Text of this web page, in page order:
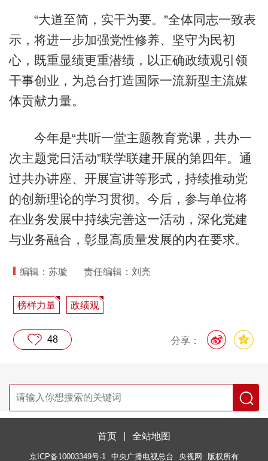
“大道至简，实干为要。”全体同志一致表
示，将进一步加强党性修养、坚守为民初
心，既重显绩更重潜绩，以正确政绩观引领
干事创业，为总台打造国际一流新型主流媒
体贡献力量。
今年是“共听一堂主题教育党课，共办一
次主题党日活动”联学联建开展的第四年。通
过共办讲座、开展宣讲等形式，持续推动党
的创新理论的学习贯彻。今后，参与单位将
在业务发展中持续完善这一活动，深化党建
与业务融合，彰显高质量发展的内在要求。
编辑：苏璇 责任编辑：刘亮
榜样力量 政绩观
分享：
48
首页 全站地图
京ICP备10003349号-1 中央广播电视总台 央视网 版权所有